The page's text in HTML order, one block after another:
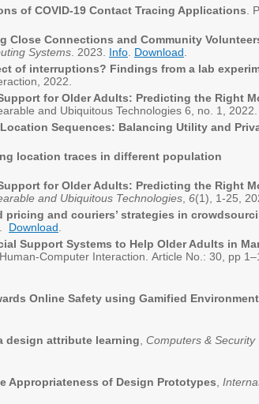
of COVID-19 Contact Tracing Applications .
Close Connections and Community
Systems . 2023. Info Download
of interruptions? Findings from a lab
2022.
for Older Adults: Predicting the Right
and Ubiquitous Technologies 6, no. 1, 2022.
Sequences: Balancing Utility and
location traces in different population
for Older Adults: Predicting the Right
and Ubiquitous Technologies 6(1), 1-25,
and couriers’ strategies in
Download
Support Systems to Help Older Adults in
Computer Interaction. Article No.: 30, pp
Online Safety using Gamified
design attribute learning Computers & Security
Appropriateness of Design Prototypes